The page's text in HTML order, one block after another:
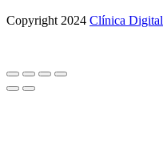
Copyright 2024 Clínica Digital